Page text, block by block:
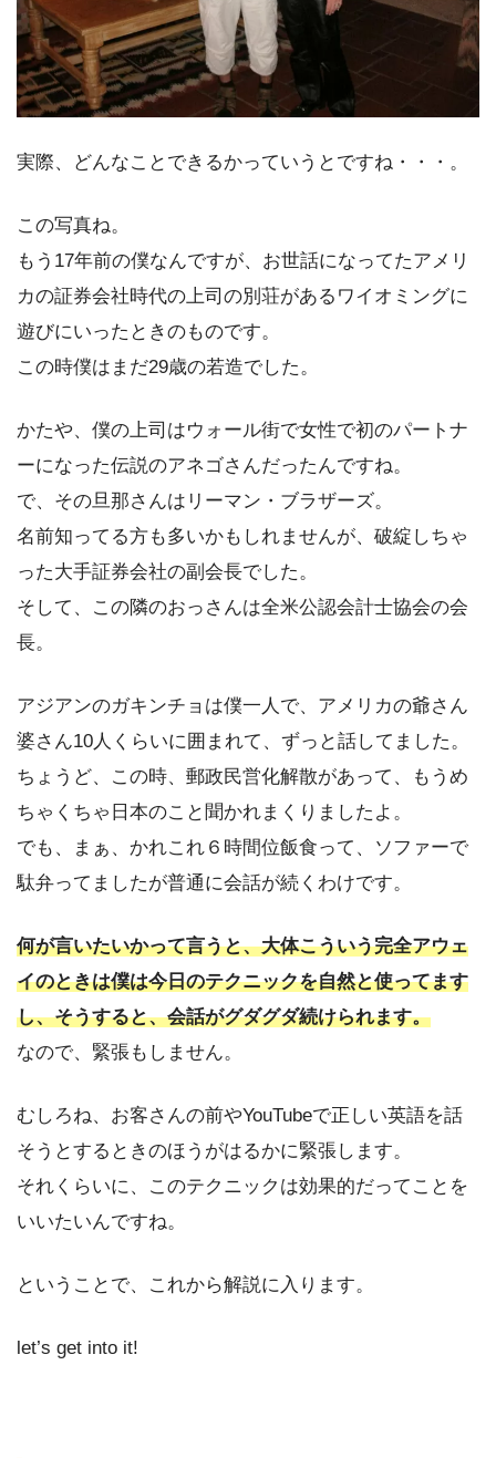
実際、どんなことできるかっていうとですね・・・。
この写真ね。
もう17年前の僕なんですが、お世話になってたアメリ
カの証券会社時代の上司の別荘があるワイオミングに
遊びにいったときのものです。
この時僕はまだ29歳の若造でした。
かたや、僕の上司はウォール街で女性で初のパートナ
ーになった伝説のアネゴさんだったんですね。
で、その旦那さんはリーマン・ブラザーズ。
名前知ってる方も多いかもしれませんが、破綻しちゃ
った大手証券会社の副会長でした。
そして、この隣のおっさんは全米公認会計士協会の会
長。
アジアンのガキンチョは僕一人で、アメリカの爺さん
婆さん10人くらいに囲まれて、ずっと話してました。
ちょうど、この時、郵政民営化解散があって、もうめ
ちゃくちゃ日本のこと聞かれまくりましたよ。
でも、まぁ、かれこれ６時間位飯食って、ソファーで
駄弁ってましたが普通に会話が続くわけです。
何が言いたいかって言うと、大体こういう完全アウェ
イのときは僕は今日のテクニックを自然と使ってます
し、そうすると、会話がグダグダ続けられます。
なので、緊張もしません。
むしろね、お客さんの前やYouTubeで正しい英語を話
そうとするときのほうがはるかに緊張します。
それくらいに、このテクニックは効果的だってことを
いいたいんですね。
ということで、これから解説に入ります。
let’s get into it!